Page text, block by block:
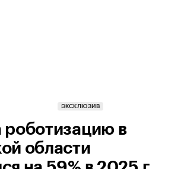
ЭКСКЛЮЗИВ
роботизацию в
области